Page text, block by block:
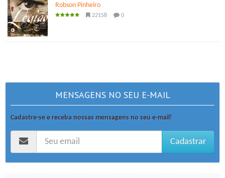
Robson Pinheiro
22158 0
MENSAGENS NO SEU E-MAIL
Cadastre-se e receba nossas mensagens no seu e-mail!
Cadastrar